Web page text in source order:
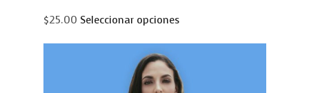
$25.00 Seleccionar opciones